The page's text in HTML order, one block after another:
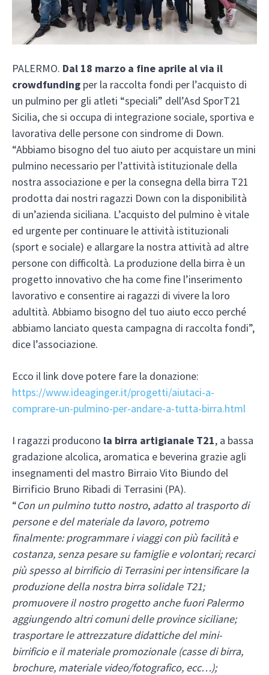
PALERMO. Dal 18 marzo a fine aprile al via il
crowdfunding per la raccolta fondi per l’acquisto di
un pulmino per gli atleti “speciali” dell’Asd SporT21
Sicilia, che si occupa di integrazione sociale, sportiva e
lavorativa delle persone con sindrome di Down.
“Abbiamo bisogno del tuo aiuto per acquistare un mini
pulmino necessario per l’attività istituzionale della
nostra associazione e per la consegna della birra T21
prodotta dai nostri ragazzi Down con la disponibilità
di un’azienda siciliana. L’acquisto del pulmino è vitale
ed urgente per continuare le attività istituzionali
(sport e sociale) e allargare la nostra attività ad altre
persone con difficoltà. La produzione della birra è un
progetto innovativo che ha come fine l’inserimento
lavorativo e consentire ai ragazzi di vivere la loro
adultità. Abbiamo bisogno del tuo aiuto ecco perché
abbiamo lanciato questa campagna di raccolta fondi”,
dice l’associazione.
Ecco il link dove potere fare la donazione:
https://www.ideaginger.it/progetti/aiutaci-a-
comprare-un-pulmino-per-andare-a-tutta-birra.html
I ragazzi producono la birra artigianale T21, a bassa
gradazione alcolica, aromatica e beverina grazie agli
insegnamenti del mastro Birraio Vito Biundo del
Birrificio Bruno Ribadi di Terrasini (PA).
“Con un pulmino tutto nostro, adatto al trasporto di
persone e del materiale da lavoro, potremo
finalmente: programmare i viaggi con più facilità e
costanza, senza pesare su famiglie e volontari; recarci
più spesso al birrificio di Terrasini per intensificare la
produzione della nostra birra solidale T21;
promuovere il nostro progetto anche fuori Palermo
aggiungendo altri comuni delle province siciliane;
trasportare le attrezzature didattiche del mini-
birrificio e il materiale promozionale (casse di birra,
brochure, materiale video/fotografico, ecc…);